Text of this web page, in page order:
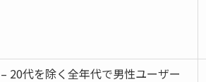
– 20代を除く全年代で男性ユーザー